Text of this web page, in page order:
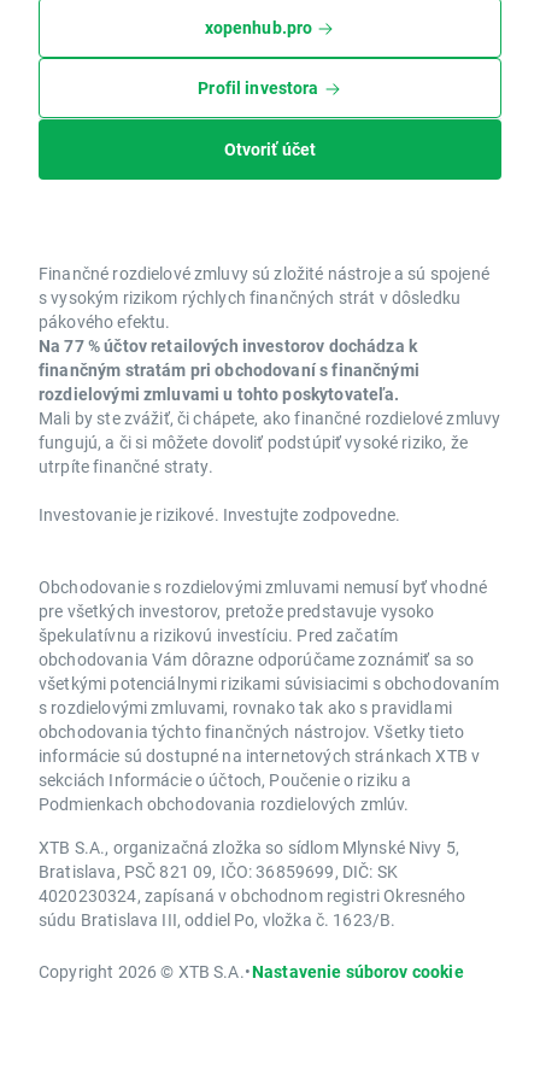
xopenhub.pro
Profil investora
Otvoriť účet
Finančné rozdielové zmluvy sú zložité nástroje a sú spojené
s vysokým rizikom rýchlych finančných strát v dôsledku
pákového efektu.
Na 77 % účtov retailových investorov dochádza k
finančným stratám pri obchodovaní s finančnými
rozdielovými zmluvami u tohto poskytovateľa.
Mali by ste zvážiť, či chápete, ako finančné rozdielové zmluvy
fungujú, a či si môžete dovoliť podstúpiť vysoké riziko, že
utrpíte finančné straty.
Investovanie je rizikové. Investujte zodpovedne.
Obchodovanie s rozdielovými zmluvami nemusí byť vhodné
pre všetkých investorov, pretože predstavuje vysoko
špekulatívnu a rizikovú investíciu. Pred začatím
obchodovania Vám dôrazne odporúčame zoznámiť sa so
všetkými potenciálnymi rizikami súvisiacimi s obchodovaním
s rozdielovými zmluvami, rovnako tak ako s pravidlami
obchodovania týchto finančných nástrojov. Všetky tieto
informácie sú dostupné na internetových stránkach XTB v
sekciách Informácie o účtoch, Poučenie o riziku a
Podmienkach obchodovania rozdielových zmlúv.
XTB S.A., organizačná zložka so sídlom Mlynské Nivy 5,
Bratislava, PSČ 821 09, IČO: 36859699, DIČ: SK
4020230324, zapísaná v obchodnom registri Okresného
súdu Bratislava III, oddiel Po, vložka č. 1623/B.
Copyright 2026 © XTB S.A.•Nastavenie súborov cookie